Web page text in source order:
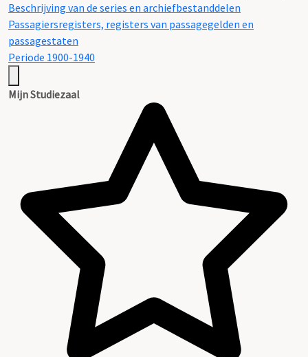
Beschrijving van de series en archiefbestanddelen
Passagiersregisters, registers van passagegelden en
passagestaten
Periode 1900-1940
Mijn Studiezaal